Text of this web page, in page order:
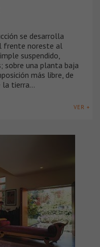
se desarrolla
frente noreste al
suspendido,
sobre una planta baja
más libre, de
la tierra...
VER +